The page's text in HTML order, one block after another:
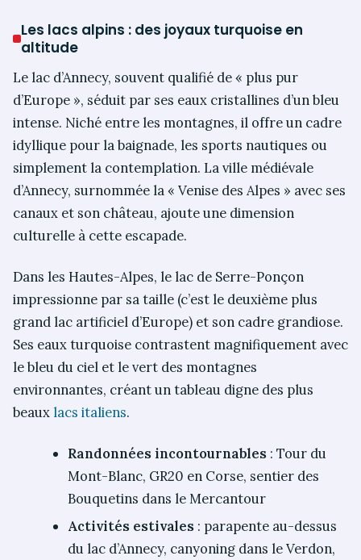
Les lacs alpins : des joyaux turquoise en
altitude
Le lac d’Annecy, souvent qualifié de « plus pur
d’Europe », séduit par ses eaux cristallines d’un bleu
intense. Niché entre les montagnes, il offre un cadre
idyllique pour la baignade, les sports nautiques ou
simplement la contemplation. La ville médiévale
d’Annecy, surnommée la « Venise des Alpes » avec ses
canaux et son château, ajoute une dimension
culturelle à cette escapade.
Dans les Hautes-Alpes, le lac de Serre-Ponçon
impressionne par sa taille (c’est le deuxième plus
grand lac artificiel d’Europe) et son cadre grandiose.
Ses eaux turquoise contrastent magnifiquement avec
le bleu du ciel et le vert des montagnes
environnantes, créant un tableau digne des plus
beaux lacs italiens.
Randonnées incontournables : Tour du
Mont-Blanc, GR20 en Corse, sentier des
Bouquetins dans le Mercantour
Activités estivales : parapente au-dessus
du lac d’Annecy, canyoning dans le Verdon,